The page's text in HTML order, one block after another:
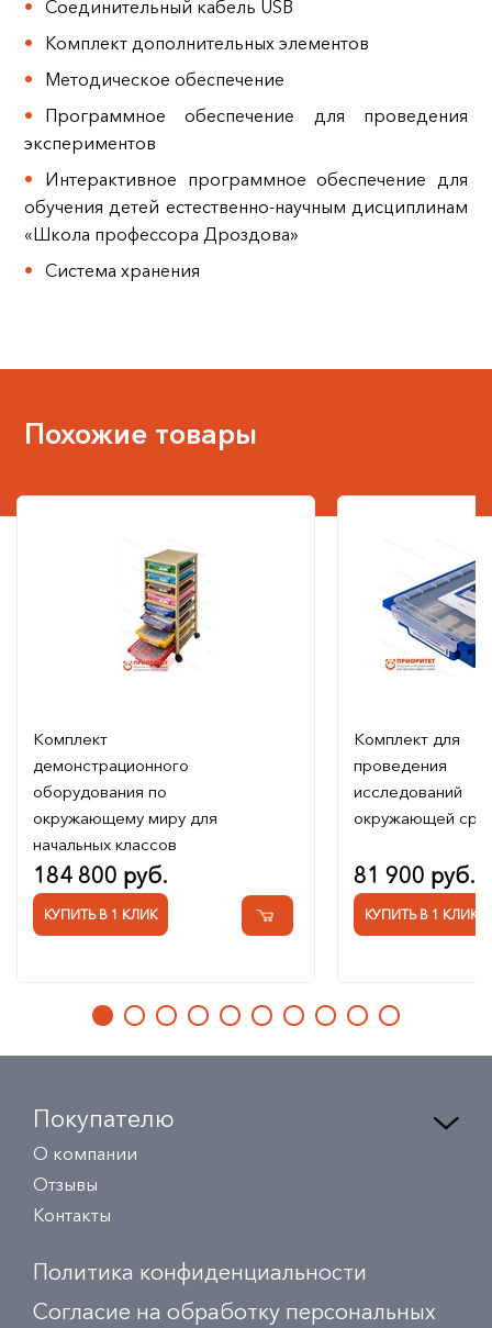
Соединительный кабель USB
Комплект дополнительных элементов
Методическое обеспечение
Программное обеспечение для проведения
экспериментов
Интерактивное программное обеспечение для
обучения детей естественно-научным дисциплинам
«Школа профессора Дроздова»
Система хранения
Похожие товары
Комплект
демонстрационного
оборудования по
окружающему миру для
начальных классов
184 800 руб.
КУПИТЬ В 1 КЛИК
Комплект для
проведения
исследований
окружающей
81 900 руб.
КУПИТЬ В 1 КЛИК
Покупателю
О компании
Отзывы
Контакты
Политика конфиденциальности
Согласие на обработку персональных